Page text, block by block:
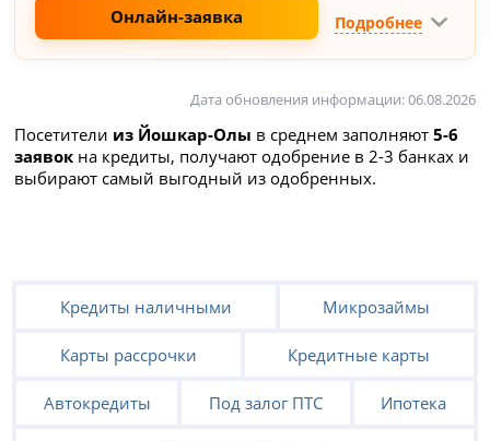
Онлайн-заявка Подробнее
Дата обновления информации: 06.08.2026
Посетители из Йошкар-Олы в среднем заполняют5-6
заявок на кредиты, получают одобрение в 2-3 банках и
выбирают самый выгодный из одобренных.
Кредиты наличными Микрозаймы
Карты рассрочки Кредитные карты
Автокредиты Под залог ПТС Ипотека